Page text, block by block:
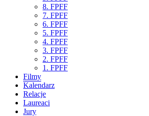
8. FPFF
7. FPFF
6. FPFF
5. FPFF
4. FPFF
3. FPFF
2. FPFF
1. FPFF
Filmy
Kalendarz
Relacje
Laureaci
Jury